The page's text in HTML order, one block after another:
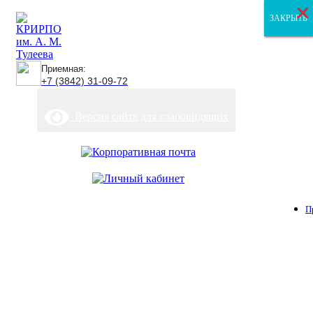
Приемная:
+7 (3842) 31-09-72
ЗАКРЫТЬ
ЗАКРЫТЬ
ЗАКРЫТЬ
×
×
×